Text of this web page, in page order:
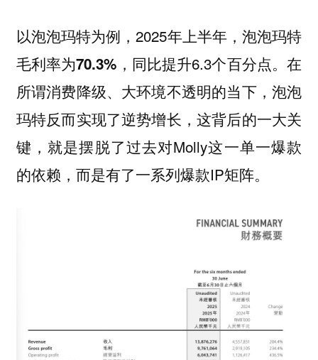
以泡泡玛特为例，2025年上半年，泡泡玛特
毛利率为70.3% ，同比提升6.3个百分点。在
所谓消费降级、大环境不透明的当下，泡泡
玛特反而实现了逆势增长，这背后的一大关
键，就是摆脱了过去对Molly这一单一爆款
的依赖，而是有了一系列爆款IP矩阵。